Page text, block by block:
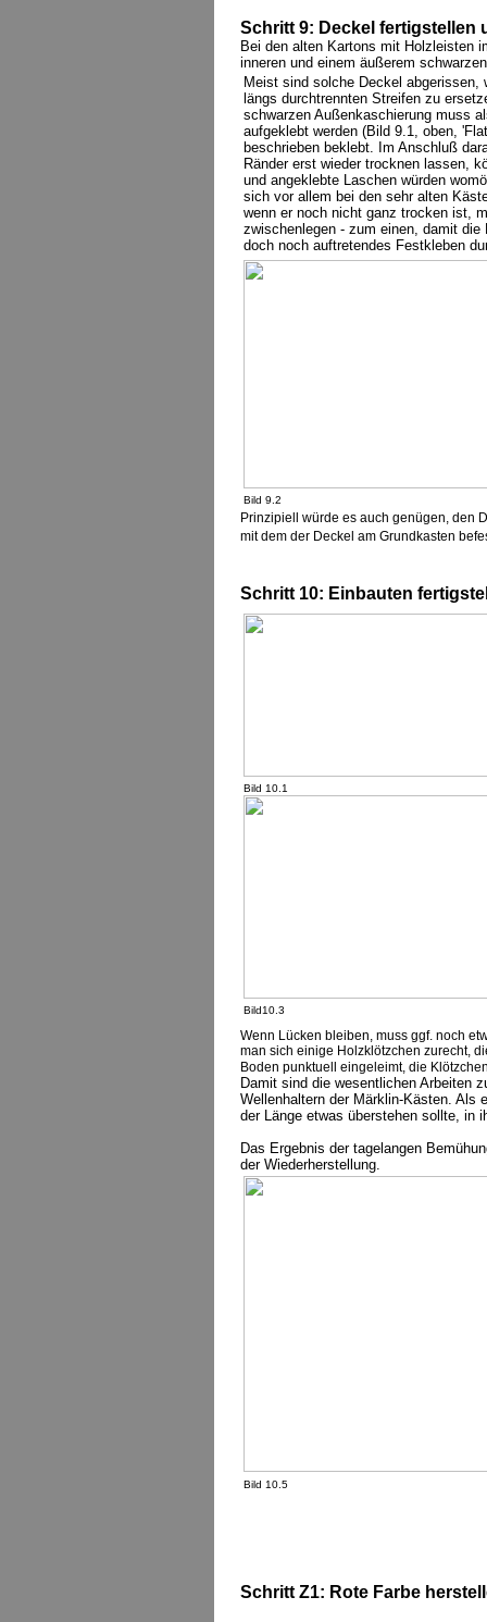
Schritt 9: Deckel fertigstellen
Bei den alten Kartons mit Holzleisten
inneren und einem äußerem
Meist sind solche Deckel
längs durchtrennten Streifen zu
schwarzen Außenkaschierung muss
aufgeklebt werden (Bild 9.1, oben,
beschrieben beklebt. Im Anschluß
Ränder erst wieder trocknen lassen,
und angeklebte Laschen würden
sich vor allem bei den sehr alten
wenn er noch nicht ganz trocken ist,
zwischenlegen - zum einen, damit
doch noch auftretendes Festkleben
Bild 9.2
Prinzipiell würde es auch genügen, den
mit dem der Deckel am Grundkasten
Schritt 10: Einbauten
Bild 10.1
Bild10.3
Wenn Lücken bleiben, muss ggf. noch
man sich einige Holzklötzchen zurecht,
Boden punktuell eingeleimt, die
Damit sind die wesentlichen Arbeiten
Wellenhaltern der Märklin-Kästen. Als
der Länge etwas überstehen sollte, in
Das Ergebnis der tagelangen
der Wiederherstellung.
Bild 10.5
Schritt Z1: Rote Farbe